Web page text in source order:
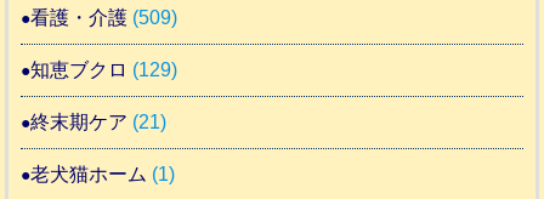
看護・介護 (509)
知恵ブクロ (129)
終末期ケア (21)
老犬猫ホーム (1)